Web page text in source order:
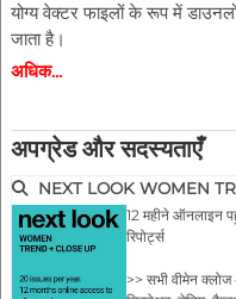
योग्य वेक्टर फाइलों के रूप में
जाता है।
से अधिक पेशेवर तस्वीरें पेश की गईं
- अतिरिक्त तस्वीरें आकृतियों,
- वास्तविक फैशन मानदंड और
टिप्पणियाँ
- पोशाक मूर्तियों के साथ-साथ
डिजाइनों द्वारा प्रवृत्ति विषयों का
अधिक...
अपग्रेड और सदस्यताएँ
NEXT LOOK WOMEN
12 महीने ऑनलाइन
रिपोर्ट्स
>> सभी वीमेन क्लोज